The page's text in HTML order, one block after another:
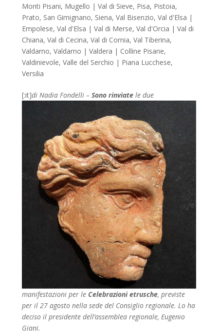
Monti Pisani, Mugello | Val di Sieve, Pisa, Pistoia,
Prato, San Gimignano, Siena, Val Bisenzio, Val d'Elsa |
Empolese, Val d'Elsa | Val di Merse, Val d'Orcia | Val di
Chiana, Val di Cecina, Val di Cornia, Val Tiberina,
Valdarno, Valdarno | Valdera | Colline Pisane,
Valdinievole, Valle del Serchio | Piana Lucchese,
Versilia
[:it]di Nadia Fondelli – Sono rinviatele due
manifestazioni per le Celebrazioni etrusche, previste
per il 27 agosto nella sede del Consiglio regionale. Lo ha
deciso il presidente dell’assemblea regionale, Eugenio
Giani.